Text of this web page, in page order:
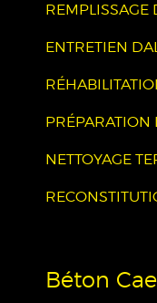
REMPLISSAGE
ENTRETIEN
PRÉPARATION
NETTOYAGE
Béton